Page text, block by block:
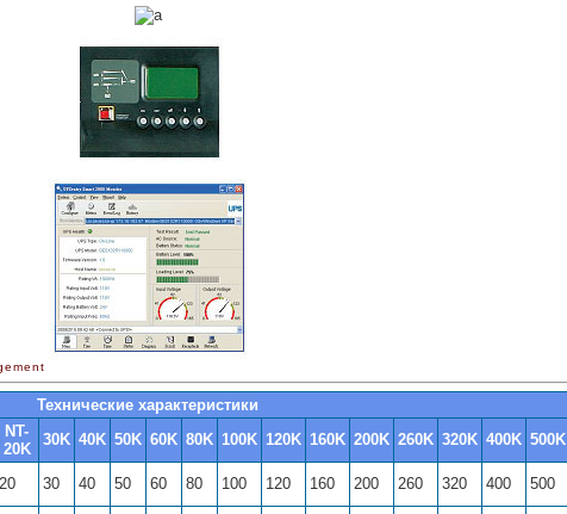
Технические характеристики
NT-
20K
30K 40K 50K 60K 80K 100K 120K 160K 200K 260K 320K 400K 500K
20 30 40 50 60 80 100 120 160 200 260 320 400
500